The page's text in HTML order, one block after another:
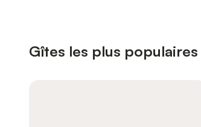
Gîtes les plus